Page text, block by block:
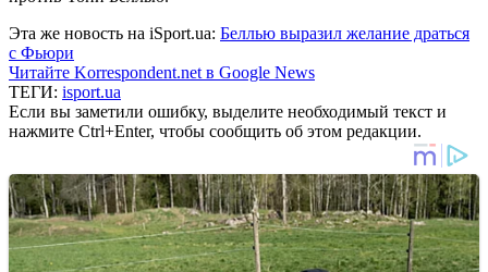
Эта же новость на iSport.ua: Беллью выразил желание драться
с Фьюри
Читайте Korrespondent.net в Google News
ТЕГИ: isport.ua
Если вы заметили ошибку, выделите необходимый текст и
нажмите Ctrl+Enter, чтобы сообщить об этом редакции.